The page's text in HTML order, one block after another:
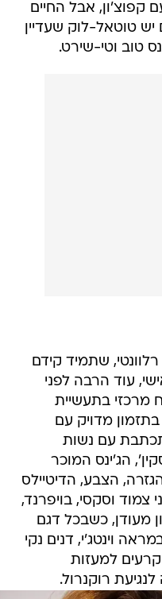
קפוצ'ון, אבל החיים
יש טוטאל-לוק שעדיין
טוב וטי-שירט.
רלוונטי, שתמיד קידם
עוד הרבה לפני
מרכזי בתעשיית
מדויק עם
עם נשות
הג'ינס המוכר
הצבע, הדיטיילס
צמוד וסקסי, בויפרנד,
מעודן, כשבכל דגם
וינטג'י, דנים נקי
למעזות
רוקנרול.